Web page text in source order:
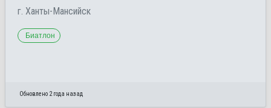
г. Ханты-Мансийск
Биатлон
Обновлено 2 года назад